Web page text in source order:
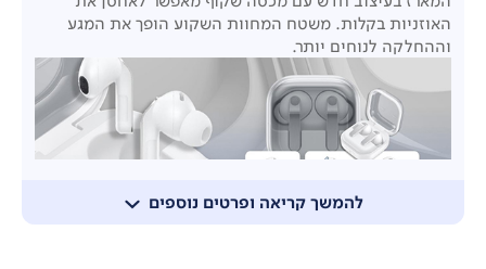
להמשך קריאה ופרטים נוספים
האוזניות בקלות. משטח המחוות השקוע הופך את המגע
וההחלקה לנוחים יותר.